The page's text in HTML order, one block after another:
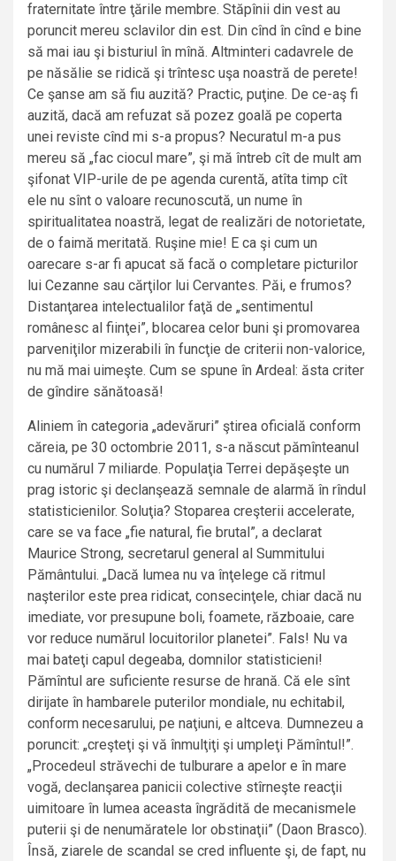
fraternitate între ţările membre. Stăpînii din vest au
poruncit mereu sclavilor din est. Din cînd în cînd e bine
să mai iau şi bisturiul în mînă. Altminteri cadavrele de
pe năsălie se ridică şi trîntesc uşa noastră de perete!
Ce şanse am să fiu auzită? Practic, puţine. De ce-aş fi
auzită, dacă am refuzat să pozez goală pe coperta
unei reviste cînd mi s-a propus? Necuratul m-a pus
mereu să „fac ciocul mare”, şi mă întreb cît de mult am
şifonat VIP-urile de pe agenda curentă, atîta timp cît
ele nu sînt o valoare recunoscută, un nume în
spiritualitatea noastră, legat de realizări de notorietate,
de o faimă meritată. Ruşine mie! E ca şi cum un
oarecare s-ar fi apucat să facă o completare picturilor
lui Cezanne sau cărţilor lui Cervantes. Păi, e frumos?
Distanţarea intelectualilor faţă de „sentimentul
românesc al fiinţei”, blocarea celor buni şi promovarea
parveniţilor mizerabili în funcţie de criterii non-valorice,
nu mă mai uimeşte. Cum se spune în Ardeal: ăsta criter
de gîndire sănătoasă!
Aliniem în categoria „adevăruri” ştirea oficială conform
căreia, pe 30 octombrie 2011, s-a născut pămînteanul
cu numărul 7 miliarde. Populaţia Terrei depăşeşte un
prag istoric şi declanşează semnale de alarmă în rîndul
statisticienilor. Soluţia? Stoparea creşterii accelerate,
care se va face „fie natural, fie brutal”, a declarat
Maurice Strong, secretarul general al Summitului
Pământului. „Dacă lumea nu va înţelege că ritmul
naşterilor este prea ridicat, consecinţele, chiar dacă nu
imediate, vor presupune boli, foamete, războaie, care
vor reduce numărul locuitorilor planetei”. Fals! Nu va
mai bateţi capul degeaba, domnilor statisticieni!
Pămîntul are suficiente resurse de hrană. Că ele sînt
dirijate în hambarele puterilor mondiale, nu echitabil,
conform necesarului, pe naţiuni, e altceva. Dumnezeu a
poruncit: „creşteţi şi vă înmulţiţi şi umpleţi Pămîntul!”.
„Procedeul străvechi de tulburare a apelor e în mare
vogă, declanşarea panicii colective stîrneşte reacţii
uimitoare în lumea aceasta îngrădită de mecanismele
puterii şi de nenumăratele lor obstinaţii” (Daon Brasco).
Însă, ziarele de scandal se cred influente şi, de fapt, nu